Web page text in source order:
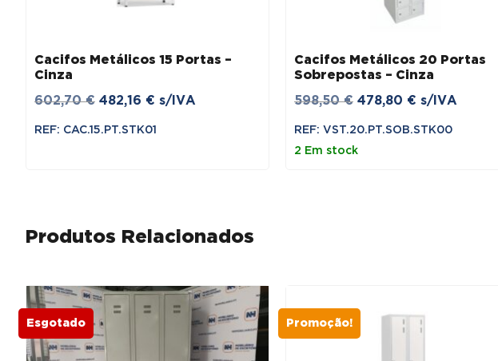
Cacifos Metálicos 15 Portas –
Cinza
602,70€ O
482,16 € O
s/IVA
REF: CAC.15.PT.STK01
Cacifos Metálicos 20 Portas
Sobrepostas – Cinza
598,50€ O
478,80 € O
s/IVA
REF: VST.20.PT.SOB.STK00
2 Em stock
Produtos Relacionados
Esgotado Promoção!